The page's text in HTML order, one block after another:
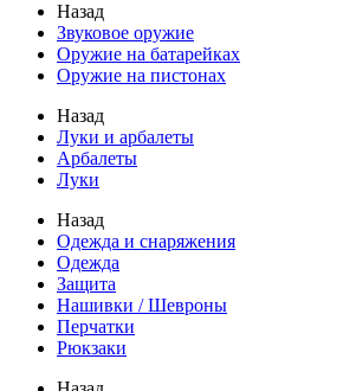
Назад
Звуковое оружие
Оружие на батарейках
Оружие на пистонах
Назад
Луки и арбалеты
Арбалеты
Луки
Назад
Одежда и снаряжения
Одежда
Защита
Нашивки / Шевроны
Перчатки
Рюкзаки